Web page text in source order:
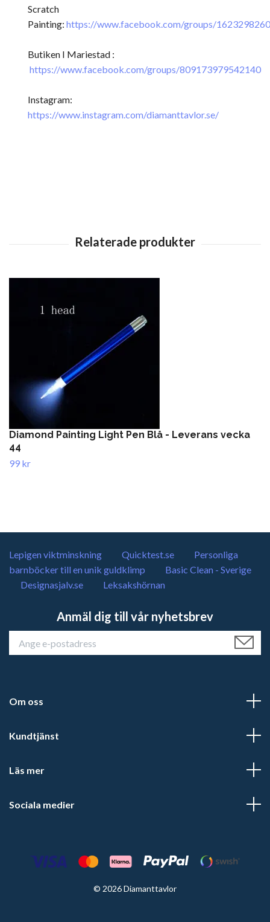
Scratch
Painting: https://www.facebook.com/groups/
Butiken I Mariestad :
https://www.facebook.com/groups/809173979542140
Instagram:
https://www.instagram.com/diamanttavlor.se/
Diamond Painting Light Pen Blå - Leverans vecka
44
99 kr
Lepigen viktminskning Quicktest.se
Personliga
barnböcker till en unik guldklimp
Basic Clean - Sverige
Designasjalv.se
Leksakshörnan
Anmäl dig till vår nyhetsbrev
Om oss
Kundtjänst
Läs mer
Sociala medier
© 2026 Diamanttavlor